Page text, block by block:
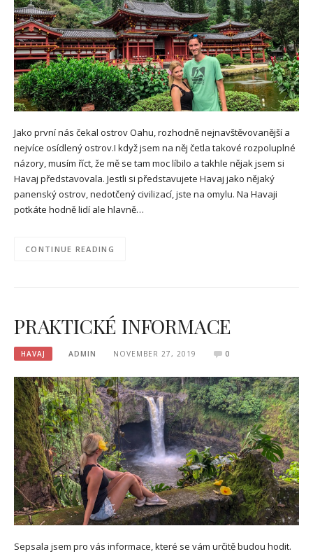
Jako první nás čekal ostrov Oahu, rozhodně nejnavštěvovanější a
nejvíce osídlený ostrov.I když jsem na něj četla takové rozpoluplné
názory, musím říct, že mě se tam moc líbilo a takhle nějak jsem si
Havaj představovala. Jestli si představujete Havaj jako nějaký
panenský ostrov, nedotčený civilizací, jste na omylu. Na Havaji
potkáte hodně lidí ale hlavně…
CONTINUE READING
PRAKTICKÉ INFORMACE
HAVAJ ADMIN NOVEMBER 27, 2019 0
Sepsala jsem pro vás informace, které se vám určitě budou hodit.